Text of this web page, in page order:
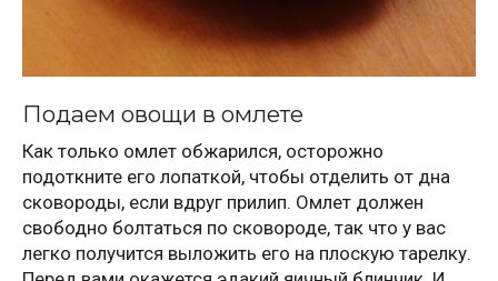
Подаем овощи в омлете
Как только омлет обжарился, осторожно
подоткните его лопаткой, чтобы отделить от дна
сковороды, если вдруг прилип. Омлет должен
свободно болтаться по сковороде, так что у вас
легко получится выложить его на плоскую тарелку.